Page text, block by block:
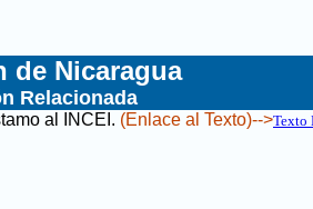
de Nicaragua
Relacionada
al INCEI . (Enlace al Texto)-->Texto